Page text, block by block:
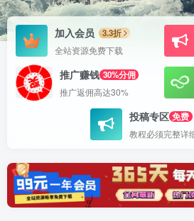
加入会员
3.3折
全站资源免费下载
推广赚钱 30%分佣
推广返佣高达30%
投稿专区 免费
教程必须完整详